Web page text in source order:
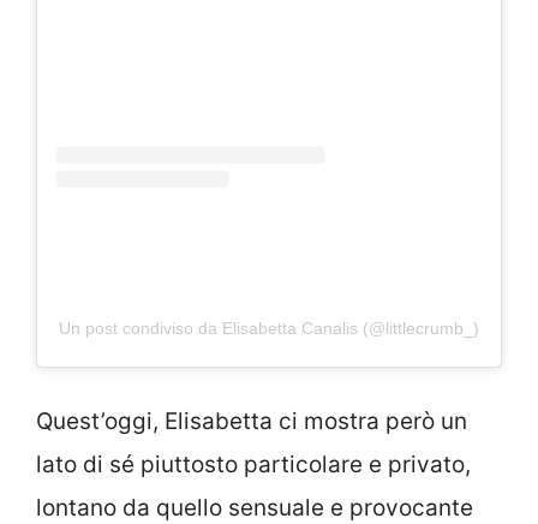
Un post condiviso da Elisabetta Canalis (@littlecrumb_)
Quest’oggi, Elisabetta ci mostra però un
lato di sé piuttosto particolare e privato,
lontano da quello sensuale e provocante